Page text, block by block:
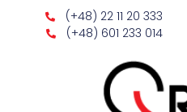
(+48) 22 11 20 333
(+48) 601 233 014